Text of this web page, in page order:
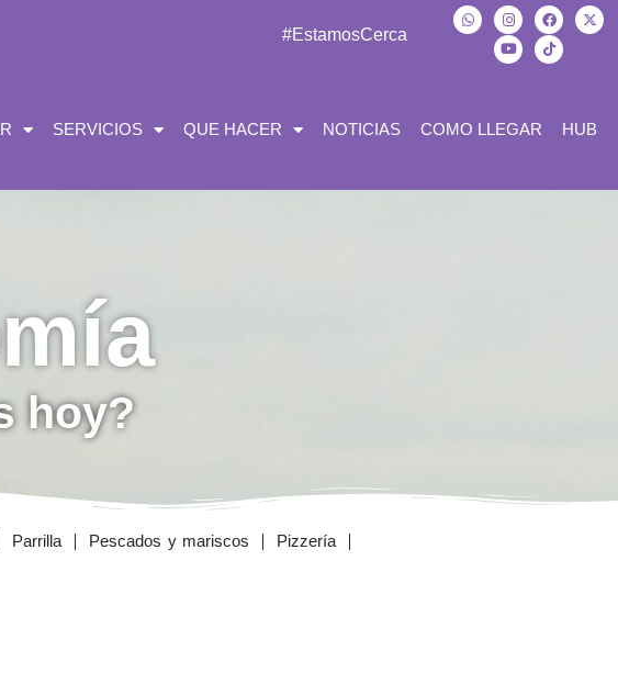
#EstamosCerca
SERVICIOS QUE HACER NOTICIAS COMO LLEGAR HUB
hoy?
Parrilla Pescados y mariscos
Pizzería